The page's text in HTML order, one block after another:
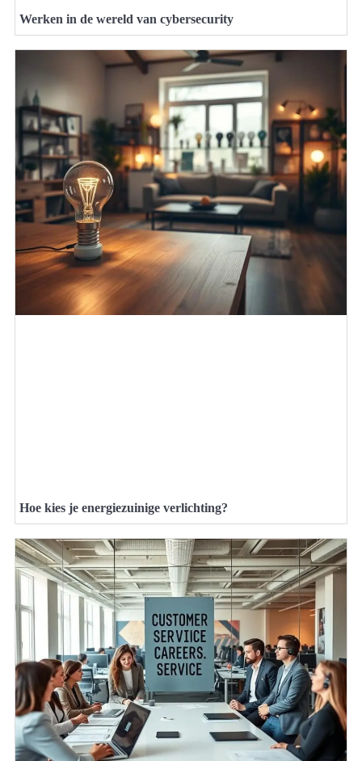
Werken in de wereld van cybersecurity
Hoe kies je energiezuinige verlichting?